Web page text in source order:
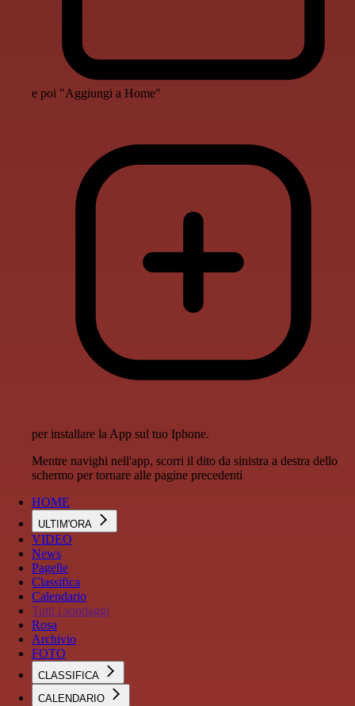
e poi "Aggiungi a Home"
per installare la App sul tuo Iphone.
Mentre navighi nell'app, scorri il dito da sinistra a destra dello
schermo per tornare alle pagine precedenti
HOME
ULTIM'ORA
VIDEO
News
Pagelle
Classifica
Calendario
Tutti i sondaggi
Rosa
Archivio
FOTO
CLASSIFICA
CALENDARIO